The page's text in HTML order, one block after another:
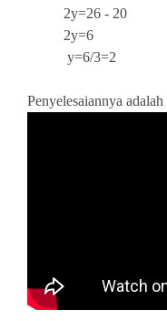
2y=26 - 20
2y=6
y=6/3=2
Penyelesaiannya